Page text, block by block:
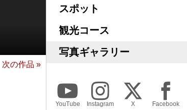
次の作品 »
スポット
観光コース
写真ギャラリー
YouTube Instagram X Facebook